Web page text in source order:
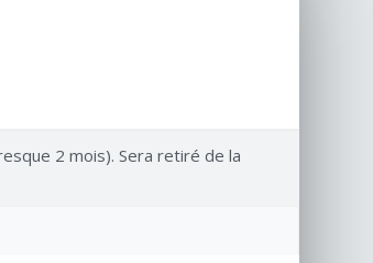
2 mois). Sera retiré de la